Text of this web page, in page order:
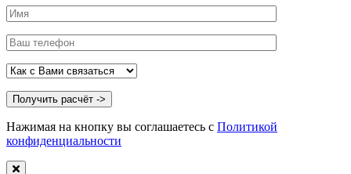
Нажимая на кнопку вы соглашаетесь с Политикой
конфиденциальности